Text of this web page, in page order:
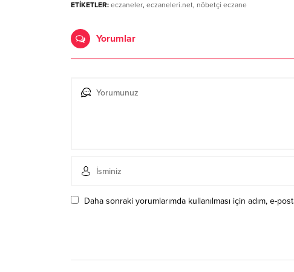
ETİKETLER: eczaneler, eczaneleri.net, nöbetçi eczane
Yorumlar
Daha sonraki yorumlarımda kullanılması için adım, e-